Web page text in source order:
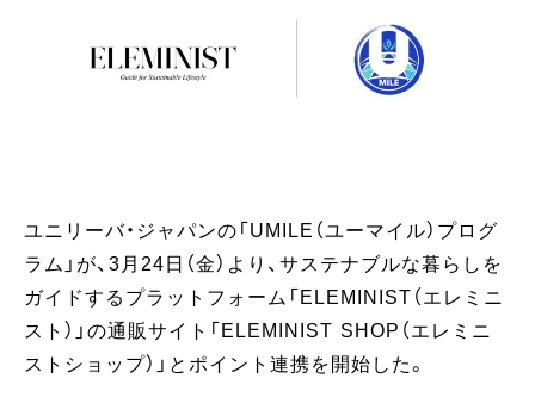
ユニリーバ・ジャパンの「UMILE（ユーマイル）プログ
ラム」が、3月24日（金）より、サステナブルな暮らしを
ガイドするプラットフォーム「ELEMINIST（エレミニ
スト）」の通販サイト「ELEMINIST SHOP（エレミニ
ストショップ）」とポイント連携を開始した。